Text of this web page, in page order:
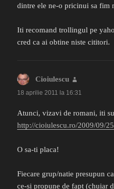
dintre ele ne-o pricinui sa fim
Iti recomand trollingul pe
cred ca ai obtine niste cititori.
Cioiulescu
18 aprilie 2011 la 16:31
Atunci, vizavi de romani, iti
http://cioiulescu.ro/2009/09/
O sa-ti placa!
Fiecare grup/natie presupun
ce-si propune de fapt (chuiar